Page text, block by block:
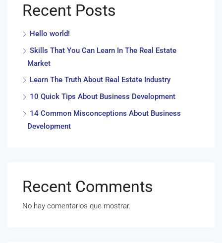
Recent Posts
Hello world!
Skills That You Can Learn In The Real Estate
Market
Learn The Truth About Real Estate Industry
10 Quick Tips About Business Development
14 Common Misconceptions About Business
Development
Recent Comments
No hay comentarios que mostrar.